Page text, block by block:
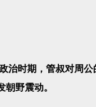
时期，管叔对周公
野震动。